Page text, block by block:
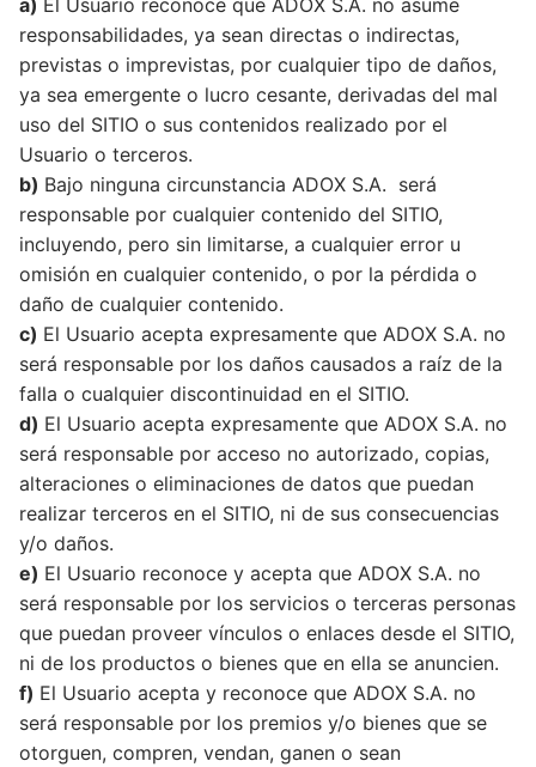
a) El Usuario reconoce que ADOX S.A. no asume
responsabilidades, ya sean directas o indirectas,
previstas o imprevistas, por cualquier tipo de daños,
ya sea emergente o lucro cesante, derivadas del mal
uso del SITIO o sus contenidos realizado por el
Usuario o terceros.
b) Bajo ninguna circunstancia ADOX S.A. será
responsable por cualquier contenido del SITIO,
incluyendo, pero sin limitarse, a cualquier error u
omisión en cualquier contenido, o por la pérdida o
daño de cualquier contenido.
c) El Usuario acepta expresamente que ADOX S.A. no
será responsable por los daños causados a raíz de la
falla o cualquier discontinuidad en el SITIO.
d) El Usuario acepta expresamente que ADOX S.A. no
será responsable por acceso no autorizado, copias,
alteraciones o eliminaciones de datos que puedan
realizar terceros en el SITIO, ni de sus consecuencias
y/o daños.
e) El Usuario reconoce y acepta que ADOX S.A. no
será responsable por los servicios o terceras personas
que puedan proveer vínculos o enlaces desde el SITIO,
ni de los productos o bienes que en ella se anuncien.
f) El Usuario acepta y reconoce que ADOX S.A. no
será responsable por los premios y/o bienes que se
otorguen, compren, vendan, ganen o sean